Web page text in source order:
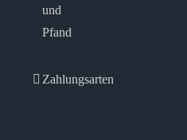
und
Pfand
Zahlungsarten